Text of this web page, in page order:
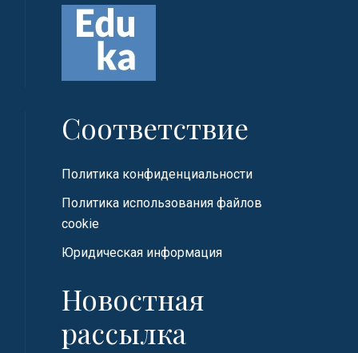
Соответствие
Политика конфиденциальности
Политика использования файлов
cookie
Юридическая информация
Новостная
рассылка